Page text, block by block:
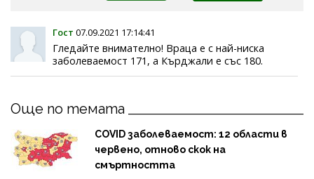
Гост 07.09.2021 17:14:41
Гледайте внимателно! Враца е с най-ниска
заболеваемост 171, а Кърджали е със 180.
Още по темата
COVID заболеваемост: 12 области в
червено, отново скок на
смъртността